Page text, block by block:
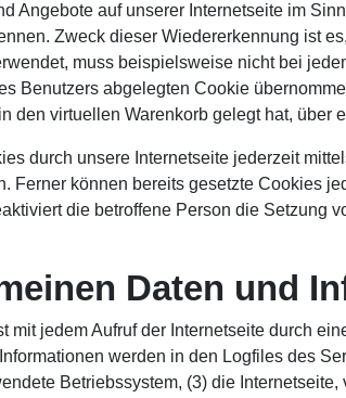
Angebote auf unserer Internetseite im
Zweck dieser Wiedererkennung ist
muss beispielsweise nicht bei
Benutzers abgelegten Cookie
den virtuellen Warenkorb gelegt hat, über
durch unsere Internetseite jederzeit
Ferner können bereits gesetzte Cookies
die betroffene Person die
Daten und
mit jedem Aufruf der Internetseite durch
werden in den Logfiles des
Betriebssystem, (3) die